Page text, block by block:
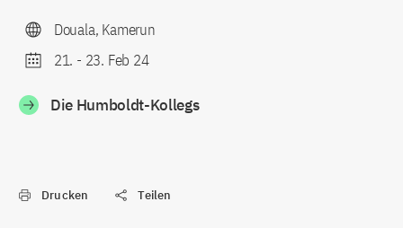
Douala, Kamerun
21. - 23. Feb 24
Die Humboldt-Kollegs
Drucken Teilen